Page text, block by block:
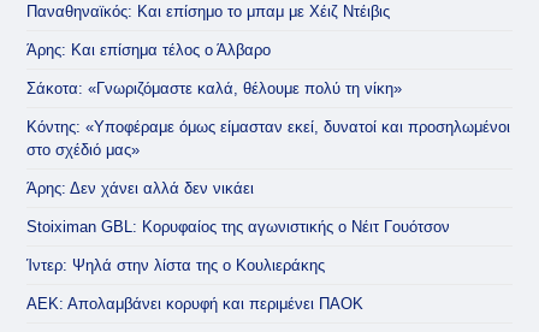
Παναθηναϊκός: Και επίσημο το μπαμ με Χέιζ Ντέιβις
Άρης: Και επίσημα τέλος ο Άλβαρο
Σάκοτα: «Γνωριζόμαστε καλά, θέλουμε πολύ τη νίκη»
Κόντης: «Υποφέραμε όμως είμασταν εκεί, δυνατοί και προσηλωμένοι
στο σχέδιό μας»
Άρης: Δεν χάνει αλλά δεν νικάει
Stoiximan GBL: Κορυφαίος της αγωνιστικής ο Νέιτ Γουότσον
Ίντερ: Ψηλά στην λίστα της ο Κουλιεράκης
ΑΕΚ: Απολαμβάνει κορυφή και περιμένει ΠΑΟΚ